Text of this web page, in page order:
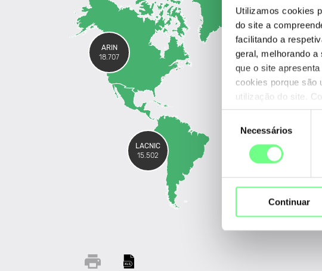
Utilizamos cookies
do site a
facilitando a
geral, melhorando
que o site
cookies porque são
utilização do site.
consentimento
Necessários
Continuar
ARIN
18.707
LACNIC
15.502